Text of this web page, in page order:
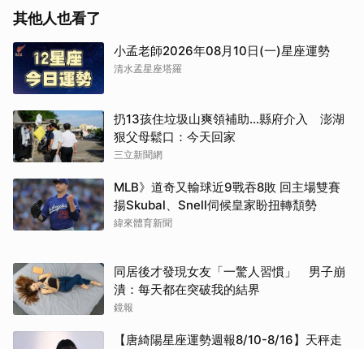
其他人也看了
小孟老師2026年08月10日(一)星座運勢
清水孟星座塔羅
扔13孩住垃圾山爽領補助…縣府介入 澎湖
狠父母鬆口：今天回家
三立新聞網
MLB》道奇又輸球近9戰吞8敗 回主場雙賽
揚Skubal、Snell伺候皇家盼扭轉頹勢
緯來體育新聞
同居後才發現女友「一驚人習慣」 男子崩
潰：每天都在突破我的結界
鏡報
【唐綺陽星座運勢週報8/10-8/16】天秤走